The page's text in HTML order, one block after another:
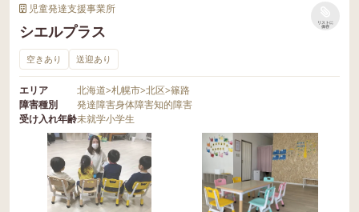
児童発達支援事業所
シエルプラス
リストに
保存
空きあり 送迎あり
エリア 北海道>札幌市>北区>篠路
障害種別
発達障害身体障害知的障害
受け入れ年齢未就学小学生